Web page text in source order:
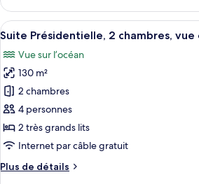
accès
au
club,
en
front
de
mer
(Hokupa'a
Corner
le
type
de
Suite
Club,
chambre,
accès
au
salon
club,
front
Afficher
toutes
les
photos
pour
ce
type
de
chambre :
Suite
Un
5
Suite Présidentielle, 2 chambres, vue
Vue sur l’océan
130 m²
2 chambres
4 personnes
2 très grands lits
Internet par câble gratuit
Plus de détails
Plus